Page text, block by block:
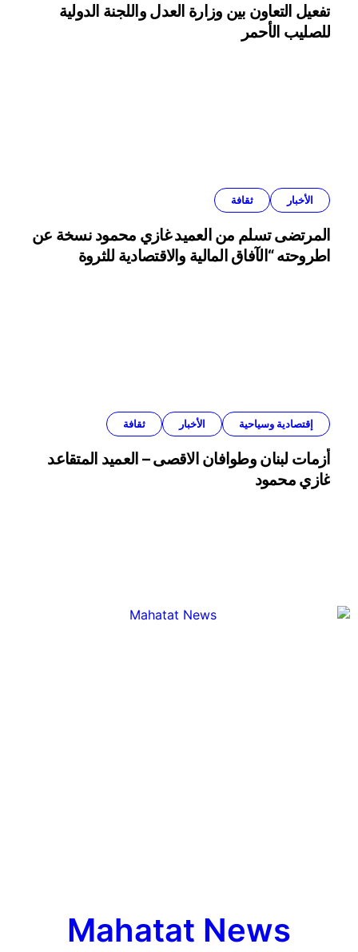
تفعيل التعاون بين وزارة العدل واللجنة الدولية
للصليب الأحمر
الأخبار ثقافة
المرتضى تسلم من العميد غازي محمود نسخة عن
اطروحته “الآفاق المالية والاقتصادية للثروة
إقتصادية وسياحية الأخبار ثقافة
أزمات لبنان وطوافان الاقصى – العميد المتقاعد
غازي محمود
Mahatat News